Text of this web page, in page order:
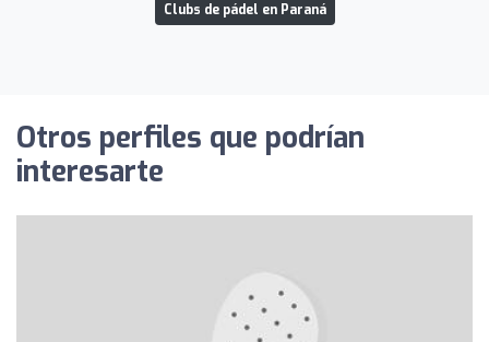
Clubs de pádel en Paraná
Otros perfiles que podrían
interesarte